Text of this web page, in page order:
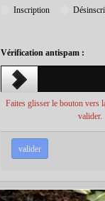
Inscription
Vérification antispam :
Faites glisser le bouton vers
valider.